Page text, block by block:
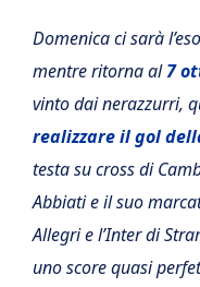
Domenica ci sarà
mentre ritorna al7
vinto dai nerazzurri,
realizzare il gol
testa su cross di
Abbiati e il suo
Allegri e l’Inter di
uno score quasi